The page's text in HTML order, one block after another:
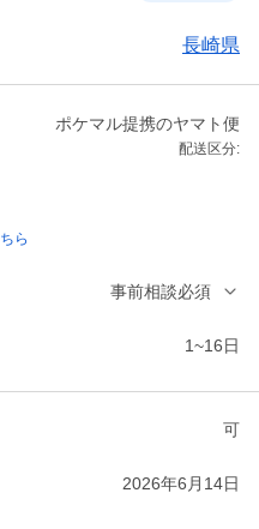
長崎県
ポケマル提携のヤマト便
配送区分:
ら
事前相談必須
1~16日
可
2026年6月14日